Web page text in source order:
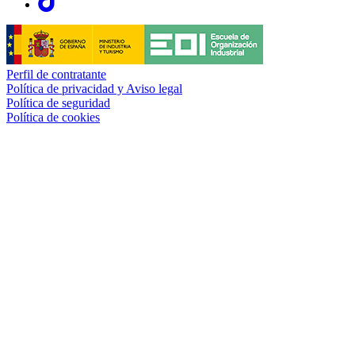
Perfil de contratante
Política de privacidad y Aviso legal
Política de seguridad
Política de cookies